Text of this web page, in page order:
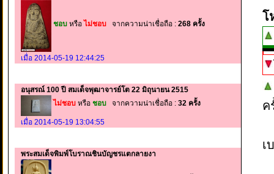
ชอบ หรือไม่ชอบ จากความน่าเชื่อถือ : 268 ครั้ง
เมื่อ 2014-05-19 12:44:25
อนุสรณ์ 100 ปี สมเด็จพุฒาจารย์โต 22 มิถุนายน 2515
ไม่ชอบ หรือ ชอบ จากความน่าเชื่อถือ : 32 ครั้ง
เมื่อ 2014-05-19 13:04:55
พระสมเด็จพิมพ์โบราณชินบัญชรแตกลายงา
โ
เ